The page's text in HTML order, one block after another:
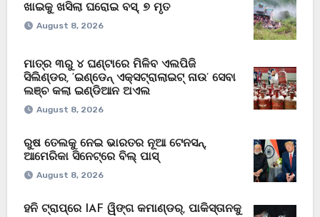
ଖାଇକୁ ଖସିଲା ଘରୋଇ ବସ୍, ୭ ମୃତ
August 8, 2026
ମାତ୍ର ୩ରୁ ୪ ଘଣ୍ଟାରେ ମିଳିବ ଏଲପିଜି
ସିଲିଣ୍ଡର, ‘ଇଣ୍ଡେନ୍ ଏକ୍ସଟ୍ରାଲାଇଟ୍ ନାଉ’ ସେବା
ଲଞ୍ଚ କଲା ଇଣ୍ଡିଆନ ଅଏଲ
August 8, 2026
ରୁଷ ତେଲକୁ ନେଇ ଭାରତର ନୂଆ ଟେନସନ୍,
ଆମେରିକା ସିନେଟ୍‌ରେ ବିଲ୍ ପାସ୍
August 8, 2026
ହନି ଟ୍ରାପ୍‌ରେ IAF ୱିଙ୍ଗ କମାଣ୍ଡର୍, ପାକିସ୍ତାନକୁ